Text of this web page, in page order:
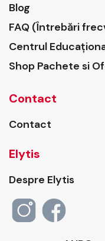
Blog
FAQ (Întrebări
Centrul
Shop Pachete si
Contact
Contact
Elytis
Despre Elytis